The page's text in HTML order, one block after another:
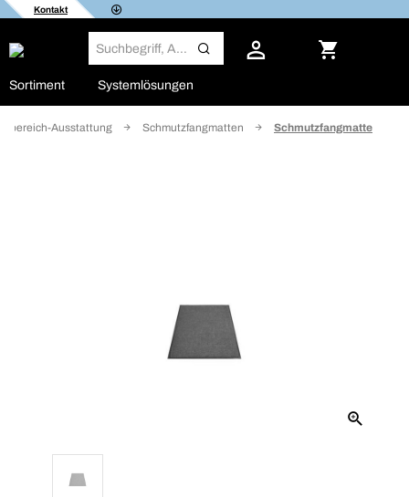
Kontakt
Sortiment Systemlösungen
Ausstattung Schmutzfangmatten Schmutzfangmatte